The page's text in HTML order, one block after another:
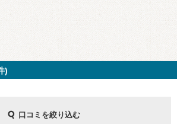
)
口コミを絞り込む